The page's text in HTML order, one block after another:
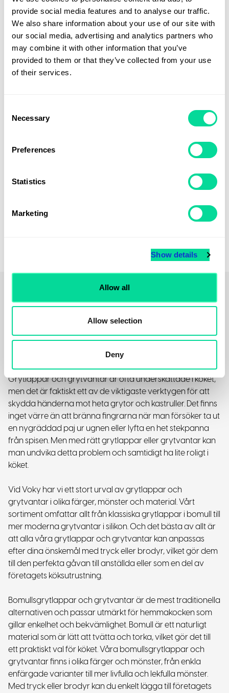
provide social media features and to analyse our traffic.
We also share information about your use of our site with
our social media, advertising and analytics partners who
may combine it with other information that you’ve
provided to them or that they’ve collected from your use
of their services.
Selection
Necessary
Preferences
Statistics
Marketing
Show details
Allow all
Allow selection
Deny
KL 2-p Grytlapp
Grytlappar & grytvantar med
Grytlappar och grytvantar är ofta underskattade i köket,
men det är faktiskt ett av de viktigaste verktygen för att
skydda händerna mot heta grytor och kastruller. Det finns
inget värre än att bränna fingrarna när man försöker ta ut
en nygräddad paj ur ugnen eller lyfta en het stekpanna
från spisen. Men med rätt grytlappar eller grytvantar kan
man undvika detta problem och samtidigt ha lite roligt i
köket.
Vid Voky har vi ett stort urval av grytlappar och
grytvantar i olika färger, mönster och material. Vårt
sortiment omfattar allt från klassiska grytlappar i bomull till
mer moderna grytvantar i silikon. Och det bästa av allt är
att alla våra grytlappar och grytvantar kan anpassas
efter dina önskemål med tryck eller brodyr, vilket gör dem
till den perfekta gåvan till anställda eller som en del av
företagets köksutrustning.
Bomullsgrytlappar och grytvantar är de mest traditionella
alternativen och passar utmärkt för hemmakocken som
gillar enkelhet och bekvämlighet. Bomull är ett naturligt
material som är lätt att tvätta och torka, vilket gör det till
ett praktiskt val för köket. Våra bomullsgrytlappar och
grytvantar finns i olika färger och mönster, från enkla
enfärgade varianter till mer livfulla och lekfulla mönster.
Med tryck eller brodyr kan du enkelt lägga till företagets